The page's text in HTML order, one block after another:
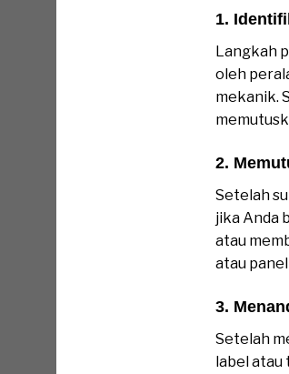
1.
Langkah
oleh
mekanik.
2.
Setelah
jika Anda
atau
atau
3.
Setelah
label atau